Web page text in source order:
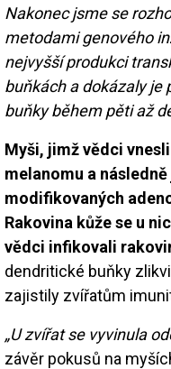
Nakonec jsme se
metodami genového
nejvyšší produkci
buňkách a dokázaly je
buňky během pěti až
Myši, jimž vědci
melanomu a
modifikovaných
Rakovina kůže se u
vědci infikovali
dendritické buňky
zajistily zvířatům
„U zvířat se vyvinula
závěr pokusů na